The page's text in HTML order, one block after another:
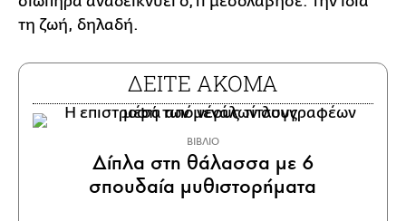
τη ζωή, δηλαδή.
ΔΕΙΤΕ ΑΚΟΜΑ
ΒΙΒΛΙΟ
Δίπλα στη θάλασσα με 6
σπουδαία μυθιστορήματα